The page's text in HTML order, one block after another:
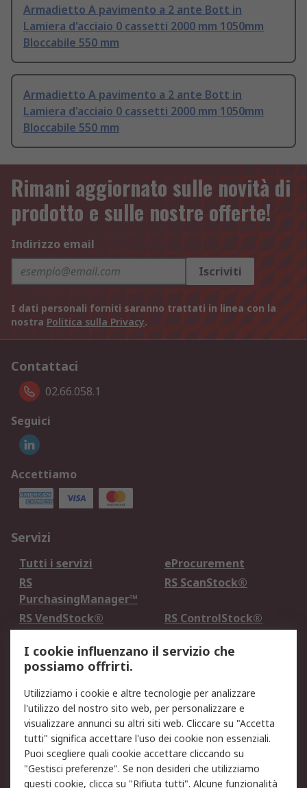
Armadietto A pavimento a 2 ante Bott in
Lamiera d'acciaio 0 cassetti 2000 mm 1050mm
Bloccabile 550 mm
Armadietto A pavimento a 2 ante Bott in
Lamiera d'acciaio 0 cassetti 2000 mm 1050mm
Bloccabile 550 mm
Rimani aggiornato sulle novità di
prodotto e sulle nostre offerte!
Indirizzo email
Iscriviti
I dati personali forniti saranno trattati in linea con la
nostra Politica sulla Privacy.
Contattaci
02.66.058.1
Seguici
Accettiamo
Servizi
Tutti i servizi
eProcurement
RS
PurchasingManager™
RS ScanStock®
RS VendStock®
RS ControlStock®
Legale
Informativa Cookie
Informativa Privacy -
Aggiornata
Email Security
Termini d'uso
Condizioni di vendita
Condizioni generali di
servizio
I cookie influenzano il servizio che
possiamo offrirti.
Utilizziamo i cookie e altre tecnologie per analizzare
l'utilizzo del nostro sito web, per personalizzare e
visualizzare annunci su altri siti web. Cliccare su "Accetta
tutti" significa accettare l'uso dei cookie non essenziali.
Puoi scegliere quali cookie accettare cliccando su
"Gestisci preferenze". Se non desideri che utilizziamo
questi cookie, clicca su "Rifiuta tutti". Alcune funzionalità